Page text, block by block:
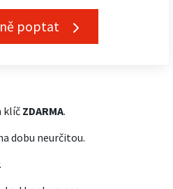
poptat
klíč ZDARMA.
dobu neurčitou.